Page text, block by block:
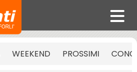
WEEKEND PROSSIMI